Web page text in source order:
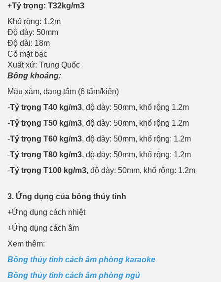
+Tỷ trọng: T32kg/m3
Khổ rộng: 1.2m
Độ dày: 50mm
Độ dài: 18m
Có mặt bạc
Xuất xứ: Trung Quốc
Bông khoáng:
Màu xám, dạng tấm (6 tấm/kiện)
-Tỷ trọng T40 kg/m3, độ dày: 50mm, khổ rộng 1.2m
-Tỷ trọng T50 kg/m3, độ dày: 50mm, khổ rộng 1.2m
-Tỷ trọng T60 kg/m3, độ dày: 50mm, khổ rộng: 1.2m
-Tỷ trọng T80 kg/m3, độ dày: 50mm, khổ rộng: 1.2m
-Tỷ trọng T100 kg/m3, độ dày: 50mm, khổ rộng: 1.2m
3. Ứng dụng của bông thủy tinh
+Ứng dụng cách nhiệt
+Ứng dụng cách âm
Xem thêm:
Bông thủy tinh cách âm phòng karaoke
Bông thủy tinh cách âm phòng ngủ